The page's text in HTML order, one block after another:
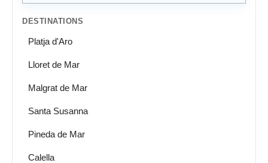
DESTINATIONS
Platja d'Aro
Lloret de Mar
Malgrat de Mar
Santa Susanna
Pineda de Mar
Calella